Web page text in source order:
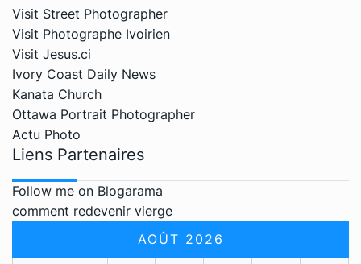
Visit Street Photographer
Visit Photographe Ivoirien
Visit Jesus.ci
Ivory Coast Daily News
Kanata Church
Ottawa Portrait Photographer
Actu Photo
Liens Partenaires
Follow me on Blogarama
comment redevenir vierge
AOÛT 2026